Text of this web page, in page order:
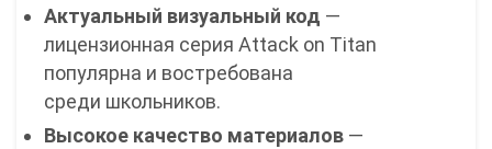
Актуальный визуальный код —
лицензионная серия Attack on Titan
популярна и востребована
среди школьников.
Высокое качество материалов —